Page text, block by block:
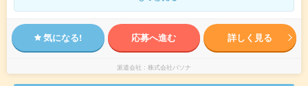
気になる! 応募へ進む 詳しく見る
派遣会社 株式会社パソナ